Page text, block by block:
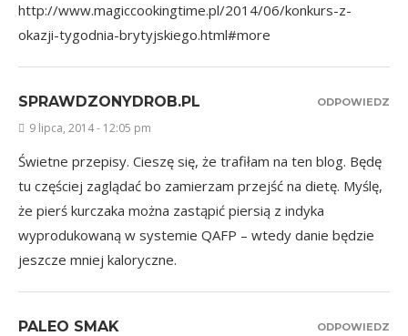
http://www.magiccookingtime.pl/2014/06/konkurs-z-
okazji-tygodnia-brytyjskiego.html#more
SPRAWDZONYDROB.PL
9 lipca, 2014 - 12:05 pm
Świetne przepisy. Cieszę się, że trafiłam na ten blog. Będę
tu częściej zaglądać bo zamierzam przejść na dietę. Myślę,
że pierś kurczaka można zastąpić piersią z indyka
wyprodukowaną w systemie QAFP – wtedy danie będzie
jeszcze mniej kaloryczne.
ODPOWIEDZ
PALEO SMAK ODPOWIEDZ